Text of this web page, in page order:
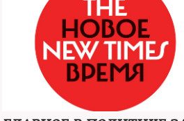
Комитет Думы одобрил поправки,
позволят оформлять как контрактников
призывников ранее трех месяцев
службы
В Екатеринбурге начали травить
выступившую против войны